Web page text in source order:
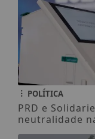
POLÍTICA
PRD e
neutralidade